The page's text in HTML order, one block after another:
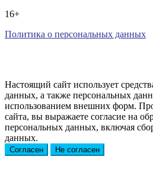
16+
Политика о персональных данных
Настоящий сайт использует
данных, а также персональных
использованием внешних форм.
сайта, вы выражаете согласие на
персональных данных, включая
данных.
Согласен Не согласен